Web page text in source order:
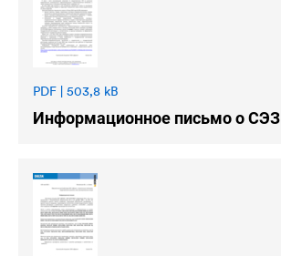
PDF | 503,8 kB
Информационное письмо о СЭЗ